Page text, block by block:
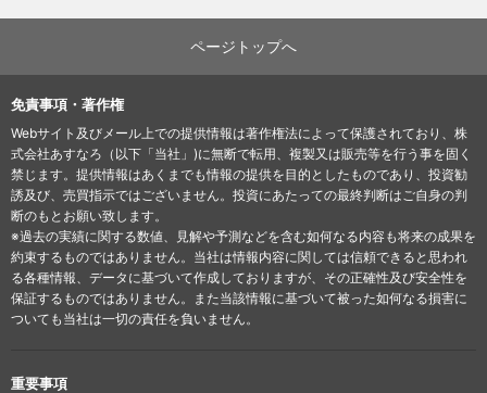
ページトップへ
免責事項・著作権
Webサイト及びメール上での提供情報は著作権法によって保護されており、株
式会社あすなろ（以下「当社」)に無断で転用、複製又は販売等を行う事を固く
禁じます。提供情報はあくまでも情報の提供を目的としたものであり、投資勧
誘及び、売買指示ではございません。投資にあたっての最終判断はご自身の判
断のもとお願い致します。
※過去の実績に関する数値、見解や予測などを含む如何なる内容も将来の成果を
約束するものではありません。当社は情報内容に関しては信頼できると思われ
る各種情報、データに基づいて作成しておりますが、その正確性及び安全性を
保証するものではありません。また当該情報に基づいて被った如何なる損害に
ついても当社は一切の責任を負いません。
重要事項